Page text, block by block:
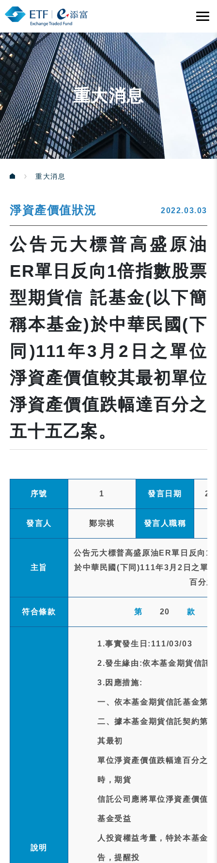
重大消息
重大消息
淨資產價值狀況 2022.03.03
公告元大標普高盛原油
ER單日反向1倍指數股票
型期貨信 託基金(以下簡
稱本基金)於中華民國(下
同)111年3月2日之單位
淨資產價值較其最初單位
淨資產價值跌幅達百分之
五十五乙案。
序號 1 發言日期
發言人 鄭宗祺 發言人職稱
主旨
公告元大標普高盛原油ER單日反向1
於中華民國(下同)111年3月2日之單
百分之
符合條款 第 20 款
說明
1.事實發生日:111/03/03
2.發生緣由:依本基金期貨信託
3.因應措施:
一、依本基金期貨信託基金第
二、據本基金期貨信託契約第
其最初
單位淨資產價值跌幅達百分之
時，期貨
信託公司應將單位淨資產價值
基金受益
人投資權益考量，特於本基金
告，提醒投